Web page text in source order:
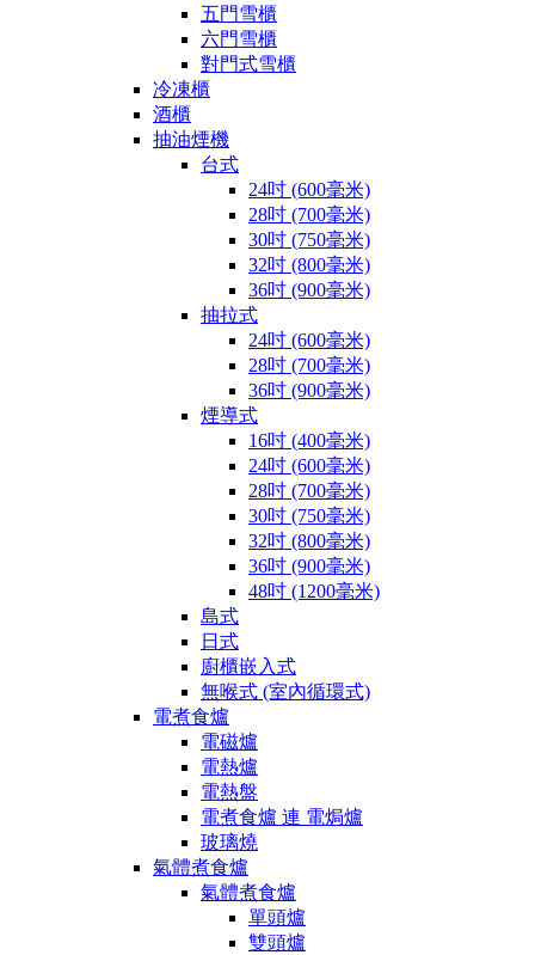
五門雪櫃
六門雪櫃
對門式雪櫃
冷凍櫃
酒櫃
抽油煙機
台式
24吋 (600毫米)
28吋 (700毫米)
30吋 (750毫米)
32吋 (800毫米)
36吋 (900毫米)
抽拉式
24吋 (600毫米)
28吋 (700毫米)
36吋 (900毫米)
煙導式
16吋 (400毫米)
24吋 (600毫米)
28吋 (700毫米)
30吋 (750毫米)
32吋 (800毫米)
36吋 (900毫米)
48吋 (1200毫米)
島式
日式
廚櫃嵌入式
無喉式 (室內循環式)
電煮食爐
電磁爐
電熱爐
電熱盤
電煮食爐 連 電焗爐
玻璃燒
氣體煮食爐
氣體煮食爐
單頭爐
雙頭爐